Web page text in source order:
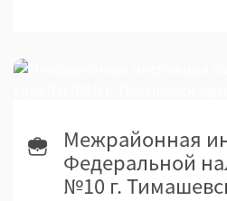
Межрайонная
Федеральной
№10 г.